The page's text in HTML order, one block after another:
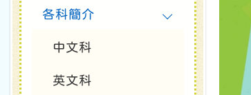
各科簡介
中文科
英文科